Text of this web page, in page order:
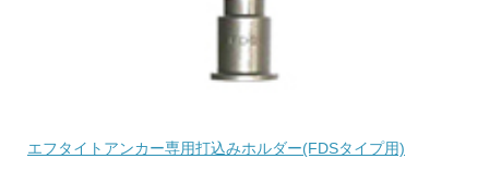
エフタイトアンカー専用打込みホルダー(FDSタイプ用)